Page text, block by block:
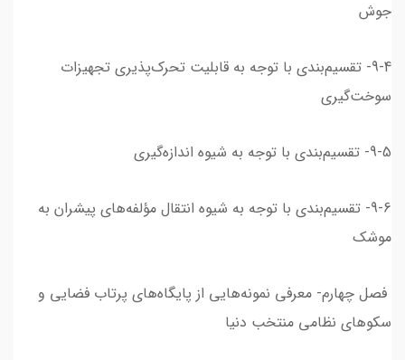
جوش
9-4- تقسیم‌بندی با توجه به قابلیت تحرک‌پذیری تجهیزات
سوخت‌گیری
9-5- تقسیم‌بندی با توجه به شیوه اندازه‌گیری
9-6- تقسیم‌بندی با توجه به شیوه انتقال مؤلفه‌های پیشران به
موشک
فصل چهارم- معرفی نمونه‌هایی از پایگاه‌های پرتاب فضایی و
سکوهای نظامی منتخب دنیا